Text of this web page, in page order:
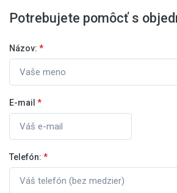
Potrebujete pomôcť s
Názov: *
E-mail *
Telefón: *